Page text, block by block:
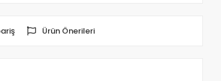
Ürün Önerileri